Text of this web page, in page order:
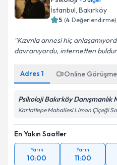
İstanbul, Bakırköy
5 (4 Değerlendirme)
Kızımla annesi hiç
davranıyordu, internetten
Adres 1 Online Görüşme
Psikoloji Bakırköy Danışmanlık
Kartaltepe Mahallesi Limon Çiçeği
En Yakın Saatler
Yarın
10:00
Yarın
11:00